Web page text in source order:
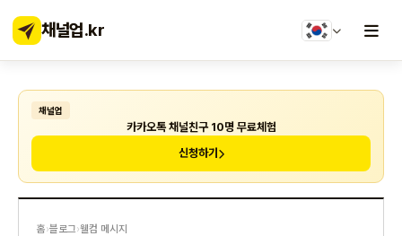
채널업.kr
채널업
카카오톡 채널친구 10명 무료체험
신청하기
홈›블로그›웰컴 메시지